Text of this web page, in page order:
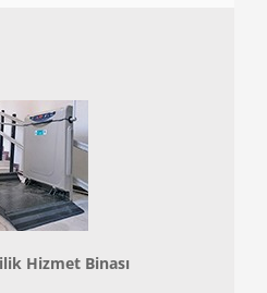
Hizmet Binası